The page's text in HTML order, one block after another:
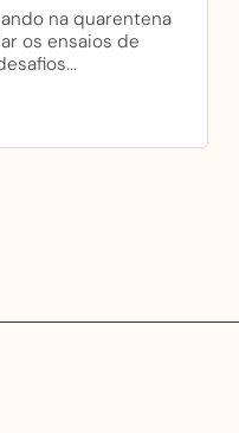
na quarentena
os ensaios de